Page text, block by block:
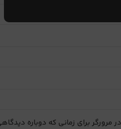
مرورگر برای زمانی که دوباره